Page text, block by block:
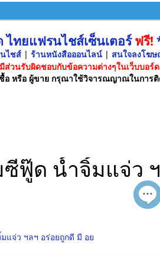
ทยแฟรนไชส์เซ็นเตอร์ฟรี!
ไชส์ | ร้านหนังสือออนไลน์ | สนใจลงโฆ
วนรับผิดชอบกับข้อความต่างๆในเว็บบอร์
อ หรือ ผู้ขาย กรุณาใช้วิจารณญาณในการ
ฟู๊ด น้ำจิ้มแจ่ว
จ่ว ฯลฯ อร่อยถูกดี มี อย